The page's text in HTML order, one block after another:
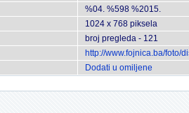
%04. %598 %2015.
1024 x 768 piksela
broj pregleda - 121
http://www.fojnica.ba/foto/
Dodati u omiljene